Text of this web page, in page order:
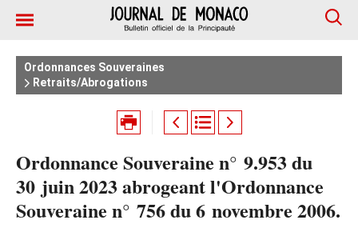
Ordonnances Souveraines
Retraits/Abrogations
Ordonnance Souveraine n° 9.953 du
30 juin 2023 abrogeant l'Ordonnance
Souveraine n° 756 du 6 novembre 2006.